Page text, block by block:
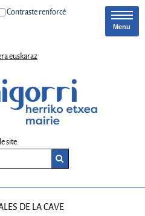
Contraste renforcé
euskaraz
site
Menu
DE LA CAVE